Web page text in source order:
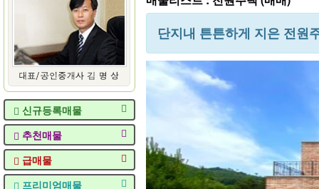
신규등록매물
추천매물
급매물
프리미엄매물
단지내 튼튼하게 지은 전원